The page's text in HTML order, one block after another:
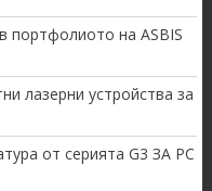
портфолиото на ASBIS
лазерни устройства за
от серията G3 ЗА PC